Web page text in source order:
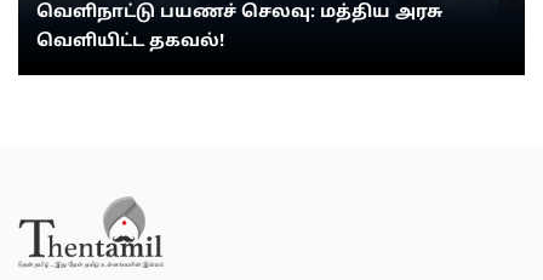
வெளிநாட்டு பயணச் செலவு: மத்திய அரசு
வெளியிட்ட தகவல்!